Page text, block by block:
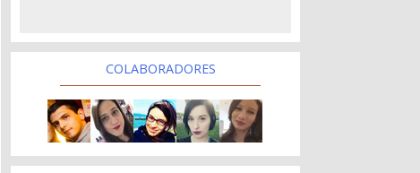
COLABORADORES